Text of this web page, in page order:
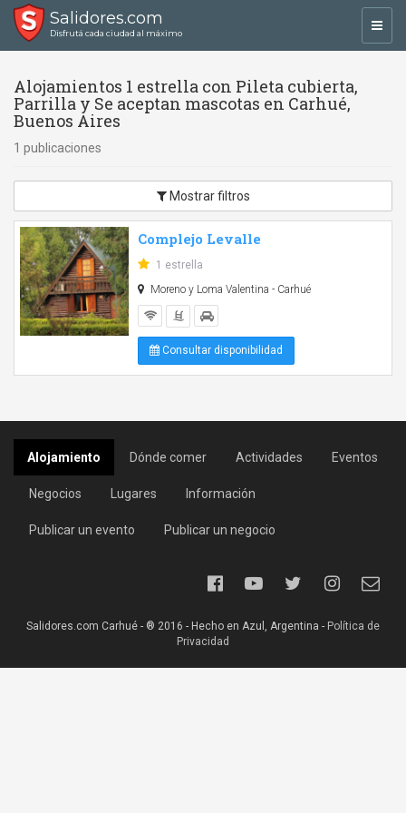
Salidores.com
Disfrutá cada ciudad al máximo
Alojamientos 1 estrella con Pileta cubierta,
Parrilla y Se aceptan mascotas en Carhué,
Buenos Aires
1 publicaciones
Mostrar filtros
Complejo Levalle
1 estrella
Moreno y Loma Valentina - Carhué
Consultar disponibilidad
Alojamiento Dónde comer Actividades Eventos
Negocios Lugares Información
Publicar un evento Publicar un negocio
Salidores.com Carhué - ® 2016 - Hecho en Azul, Argentina - Política de
Privacidad